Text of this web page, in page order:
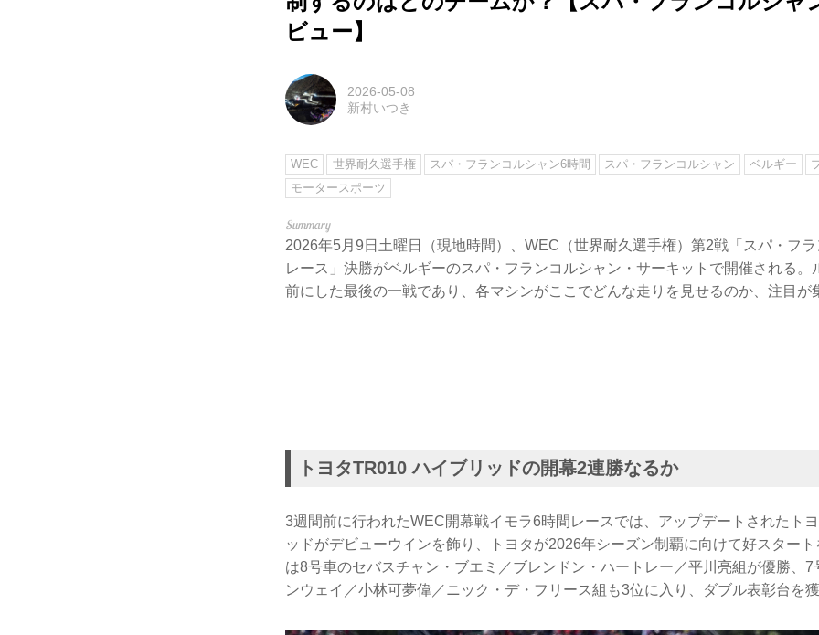
ビュー】
2026-05-08
新村いつき
WEC 世界耐久選手権 スパ・フランコルシャン6時間 スパ・フランコルシャン ベルギー
モータースポーツ
2026年5月9日土曜日（現地時間）、WEC（世界耐久選手権）第2戦「スパ・フ
レース」決勝がベルギーのスパ・フランコルシャン・サーキットで開催される。
前にした最後の一戦であり、各マシンがここでどんな走りを見せるのか、注目が
トヨタTR010 ハイブリッドの開幕2連勝なるか
3週間前に行われたWEC開幕戦イモラ6時間レースでは、アップデートされたト
ッドがデビューウインを飾り、トヨタが2026年シーズン制覇に向けて好スタート
は8号車のセバスチャン・ブエミ／ブレンドン・ハートレー／平川亮組が優勝、7
ンウェイ／小林可夢偉／ニック・デ・フリース組も3位に入り、ダブル表彰台を獲